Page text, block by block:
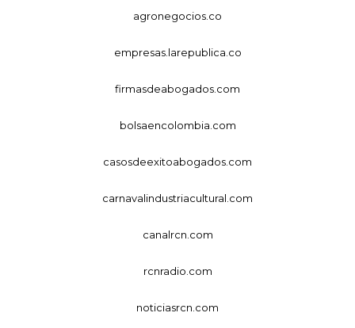
agronegocios.co
empresas.larepublica.co
firmasdeabogados.com
bolsaencolombia.com
casosdeexitoabogados.com
carnavalindustriacultural.com
canalrcn.com
rcnradio.com
noticiasrcn.com